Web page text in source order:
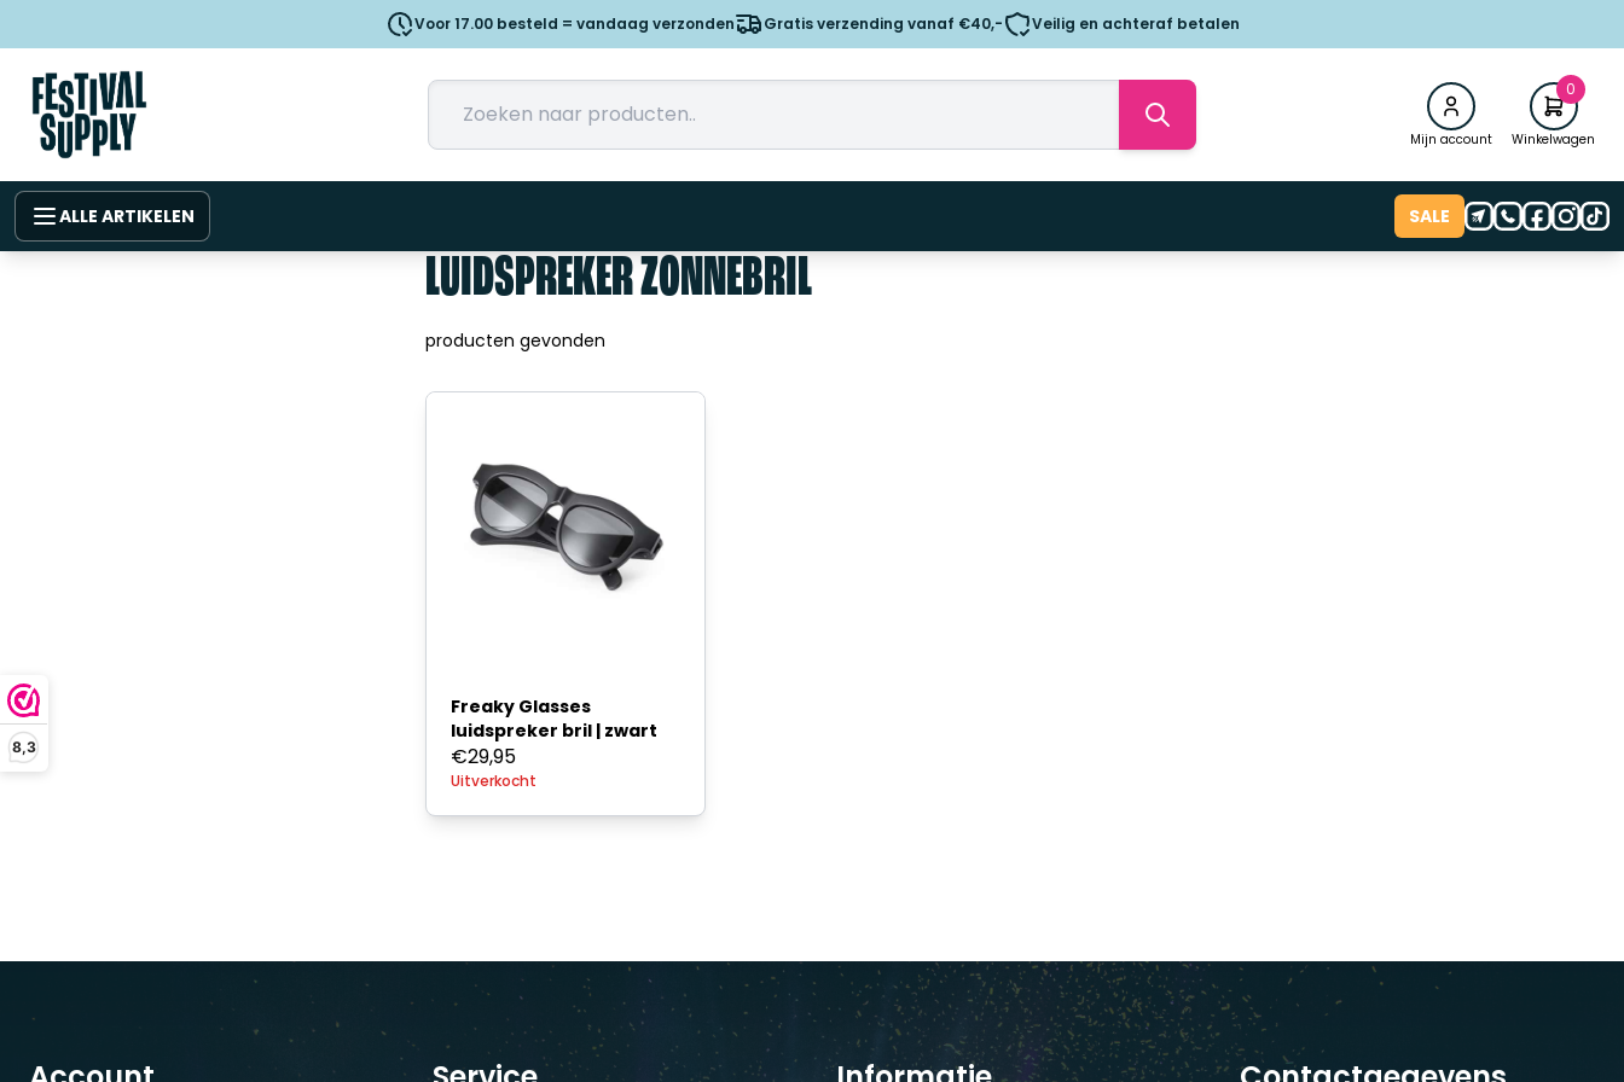
8,3
Voor 17.00 besteld = vandaag verzonden Gratis verzending vanaf €40,- Veilig en achteraf betalen
Mijn account
0
Winkelwagen
ALLE ARTIKELEN SALE
LUIDSPREKER ZONNEBRIL
producten gevonden
Freaky Glasses
luidspreker bril | zwart
€29,95
Uitverkocht